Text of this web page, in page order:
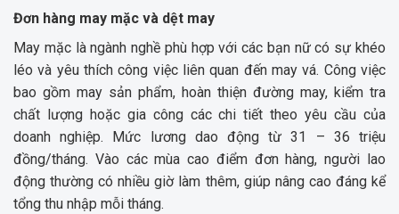
Đơn hàng may mặc và dệt may
May mặc là ngành nghề phù hợp với các bạn nữ có sự khéo
léo và yêu thích công việc liên quan đến may vá. Công việc
bao gồm may sản phẩm, hoàn thiện đường may, kiểm tra
chất lượng hoặc gia công các chi tiết theo yêu cầu của
doanh nghiệp. Mức lương dao động từ 31 – 36 triệu
đồng/tháng. Vào các mùa cao điểm đơn hàng, người lao
động thường có nhiều giờ làm thêm, giúp nâng cao đáng kể
tổng thu nhập mỗi tháng.